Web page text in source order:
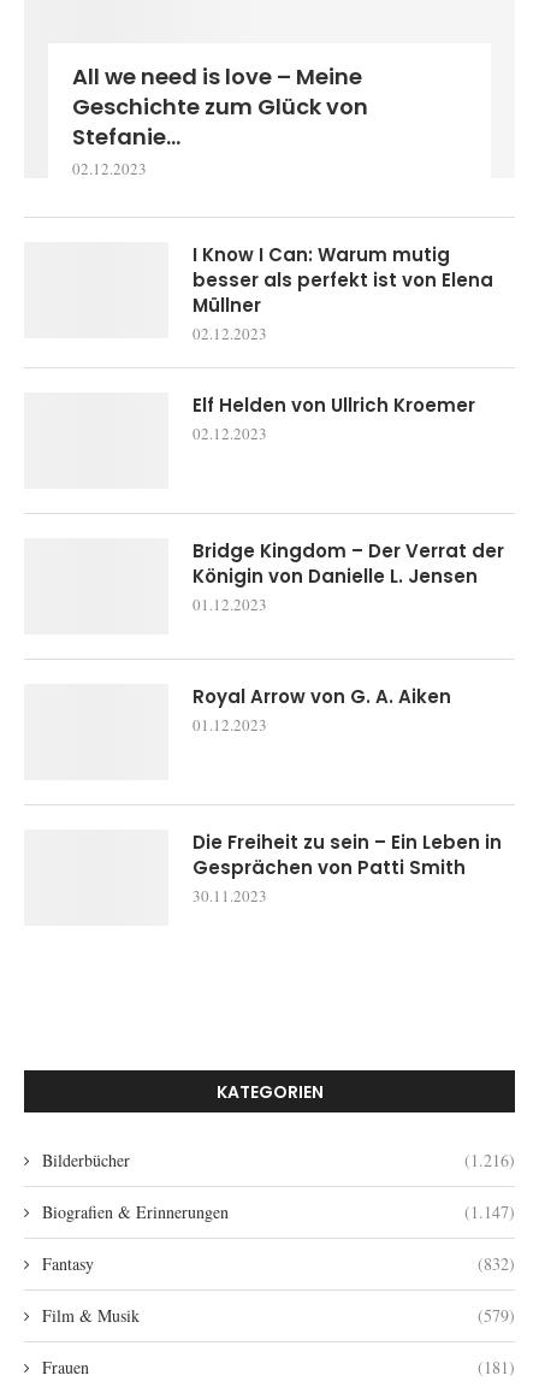
All we need is love – Meine
Geschichte zum Glück von
Stefanie...
02.12.2023
I Know I Can: Warum mutig
besser als perfekt ist von Elena
Müllner
02.12.2023
Elf Helden von Ullrich Kroemer
02.12.2023
Bridge Kingdom – Der Verrat der
Königin von Danielle L. Jensen
01.12.2023
Royal Arrow von G. A. Aiken
01.12.2023
Die Freiheit zu sein – Ein Leben in
Gesprächen von Patti Smith
30.11.2023
KATEGORIEN
Bilderbücher (1.216)
Biografien & Erinnerungen (1.147)
Fantasy (832)
Film & Musik (579)
Frauen (181)